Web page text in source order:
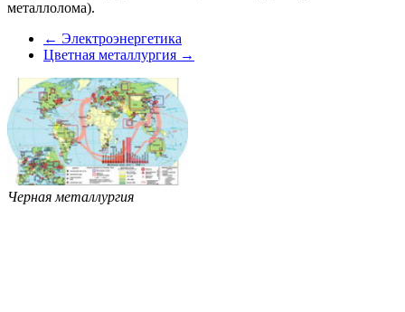
металлолома).
← Электроэнергетика
Цветная металлургия →
Черная металлургия